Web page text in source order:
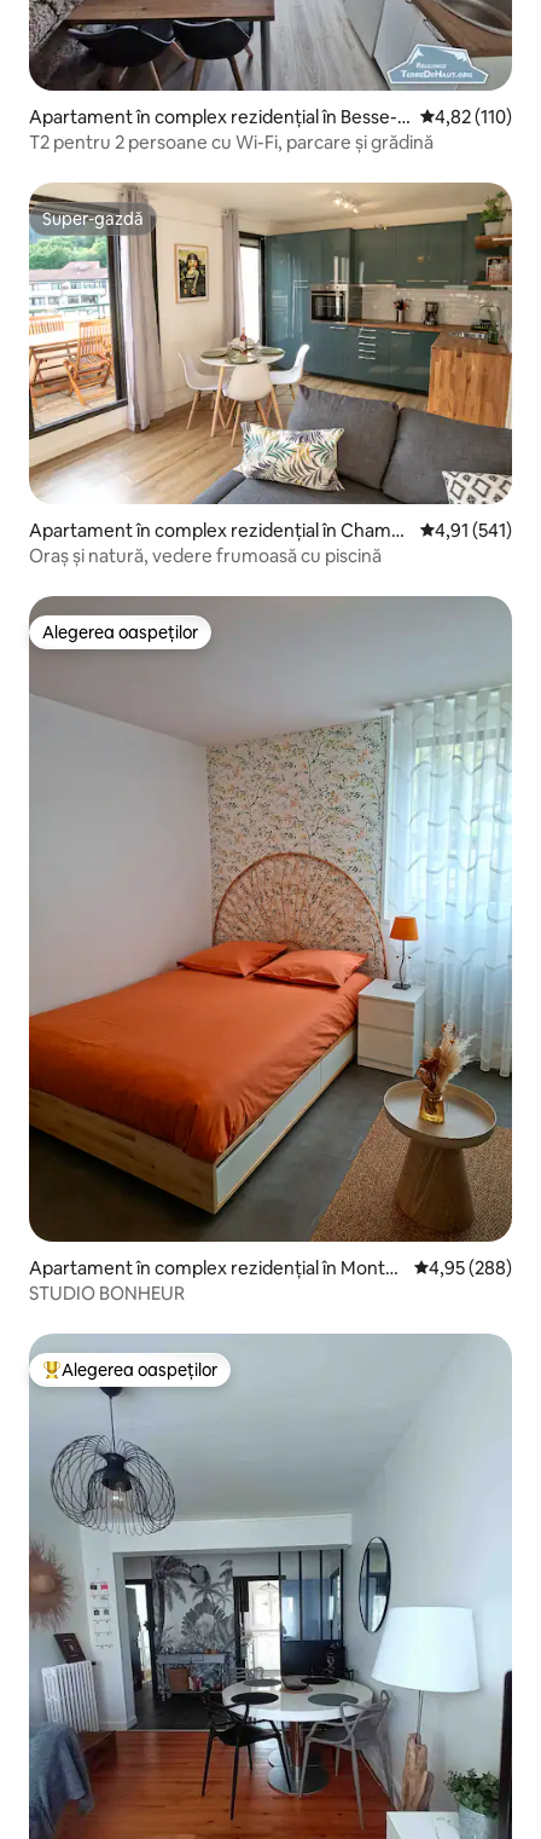
Apartament în complex rezidențial în Besse-e
t-Saint-Anastaise
Scor mediu
4,82 (110)
T2 pentru 2 persoane cu Wi-Fi, parcare și grădină
Super-gazdă
Super-gazdă
Apartament în complex rezidențial în Chamali
ères
Scor mediu
4,91 (541)
Oraș și natură, vedere frumoasă cu piscină
Alegerea oaspeților
Alegerea oaspeților
Apartament în complex rezidențial în Mont-
Dore
Scor mediu de
4,95 (288)
STUDIO BONHEUR
Locuință din topul categoriei Alegerea oaspeților
Alegerea oaspeților